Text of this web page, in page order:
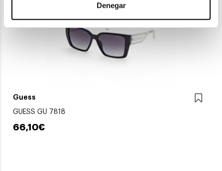
Denegar
Guess
GUESS GU 7818
66,10€